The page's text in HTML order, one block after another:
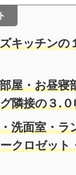
キッチンの
屋・お昼寝
隣接の３.
洗面室・ラ
クロゼット